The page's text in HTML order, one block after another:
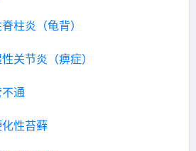
柱炎（龟背）
关节炎（痹症）
通
化性苔藓